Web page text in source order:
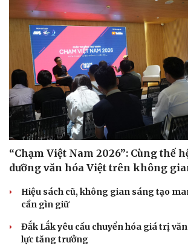
“Chạm Việt Nam 2026”: Cùng thế
dưỡng văn hóa Việt trên không
Hiệu sách cũ, không gian sáng tạo
cần gìn giữ
Đắk Lắk yêu cầu chuyển hóa giá trị
lực tăng trưởng